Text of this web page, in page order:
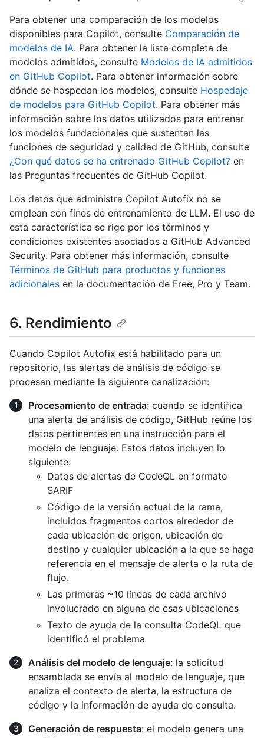
Para obtener una comparación de los modelos
disponibles para Copilot, consulte Comparación de
modelos de IA. Para obtener la lista completa de
modelos admitidos, consulte Modelos de IA admitidos
en GitHub Copilot. Para obtener información sobre
dónde se hospedan los modelos, consulte Hospedaje
de modelos para GitHub Copilot. Para obtener más
información sobre los datos utilizados para entrenar
los modelos fundacionales que sustentan las
funciones de seguridad y calidad de GitHub, consulte
¿Con qué datos se ha entrenado GitHub Copilot? en
las Preguntas frecuentes de GitHub Copilot.
Los datos que administra Copilot Autofix no se
emplean con fines de entrenamiento de LLM. El uso de
esta característica se rige por los términos y
condiciones existentes asociados a GitHub Advanced
Security. Para obtener más información, consulte
Términos de GitHub para productos y funciones
adicionales en la documentación de Free, Pro y Team.
6. Rendimiento
Cuando Copilot Autofix está habilitado para un
repositorio, las alertas de análisis de código se
procesan mediante la siguiente canalización:
Procesamiento de entrada: cuando se identifica
una alerta de análisis de código, GitHub reúne los
datos pertinentes en una instrucción para el
modelo de lenguaje. Estos datos incluyen lo
siguiente:
Datos de alertas de CodeQL en formato
SARIF
Código de la versión actual de la rama,
incluidos fragmentos cortos alrededor de
cada ubicación de origen, ubicación de
destino y cualquier ubicación a la que se haga
referencia en el mensaje de alerta o la ruta de
flujo.
Las primeras ~10 líneas de cada archivo
involucrado en alguna de esas ubicaciones
Texto de ayuda de la consulta CodeQL que
identificó el problema
Análisis del modelo de lenguaje: la solicitud
ensamblada se envía al modelo de lenguaje, que
analiza el contexto de alerta, la estructura de
código y la información de ayuda de consulta.
Generación de respuesta: el modelo genera una